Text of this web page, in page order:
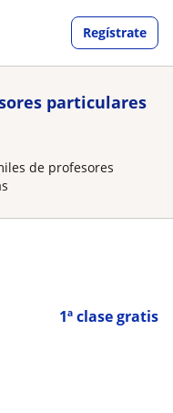
Regístrate
particulares
de profesores
1ª clase gratis